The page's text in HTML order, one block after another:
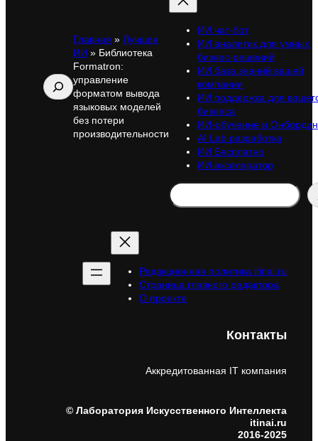
Поиск
Главная » Лучшие
ИИ » Библиотека
Formatron:
управление
форматом вывода
языковых моделей
без потери
производительности
ИИ чат-бот
ИИ аналитик для умных
бизнес-решений
ИИ база знаний вашей
компании
ИИ поддержка для
бизнеса
ИИ-обучение и
AI Lab разработка
ИИ Бесплатно
ИИ акселератор
Search
Редакционная политика itinai.ru
Страница главного редактора
О проекте
Контакты
Аккредитованная IT компания
© Лаборатория Искусственного Интеллекта
itinai.ru
2016-2025